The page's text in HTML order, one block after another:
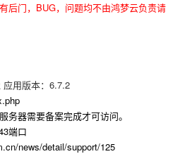
后门，BUG，问题均不由鸿梦云负责请
应用版本：6.7.2
务器需要备案完成才可访问。
端口
news/detail/support/125